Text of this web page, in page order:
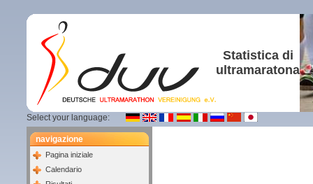
Statistica di
ultramaratona
Select your language:
navigazione
Pagina iniziale
Calendario